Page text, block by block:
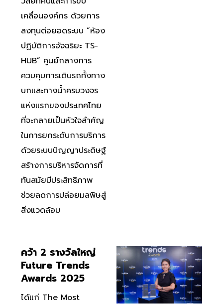
เคลื่อนองค์กร ด้วยการ
ลงทุนต่อยอดระบบ “ห้อง
ปฏิบัติการอัจฉริยะ TS-
HUB” ศูนย์กลางการ
ควบคุมการเดินรถทั้งทาง
บกและทางน้ำครบวงจร
แห่งแรกของประเทศไทย
ที่จะกลายเป็นหัวใจสำคัญ
ในการยกระดับการบริการ
ด้วยระบบปัญญาประดิษฐ์
สร้างการบริหารจัดการที่
ทันสมัยมีประสิทธิภาพ
ช่วยลดการปล่อยมลพิษสู่
สิ่งแวดล้อม
คว้า 2 รางวัลใหญ่
Future Trends
Awards 2025
ได้แก่ The Most